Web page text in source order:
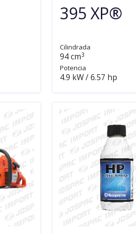
395 XP®
Cilindrada
94 cm3
Potencia
4.9 kW / 6.57 hp